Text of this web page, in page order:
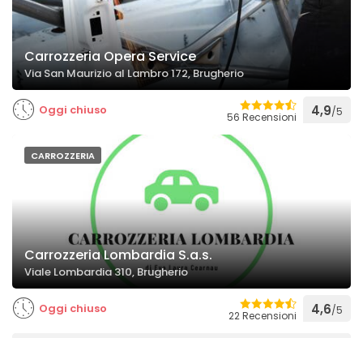
Carrozzeria Opera Service
Via San Maurizio al Lambro 172, Brugherio
Oggi chiuso 56 Recensioni 4,9/5
CARROZZERIA
Carrozzeria Lombardia S.a.s.
Viale Lombardia 310, Brugherio
Oggi chiuso 22 Recensioni 4,6/5